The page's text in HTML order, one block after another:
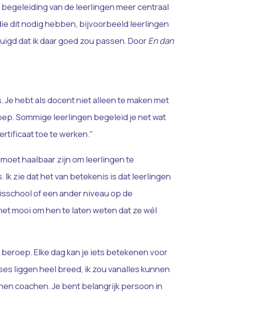
van de leerlingen meer centraal
dit nodig hebben, bijvoorbeeld leerlingen
dat ik daar goed zou passen. DoorEn dan
hebt als docent niet alleen te maken met
Sommige leerlingen begeleid je net wat
toe te werken."
haalbaar zijn om leerlingen te
zie dat het van betekenis is dat leerlingen
of een ander niveau op de
mooi om hen te laten weten dat ze wél
Elke dag kan je iets betekenen voor
liggen heel breed, ik zou vanalles kunnen
coachen. Je bent belangrijk persoon in